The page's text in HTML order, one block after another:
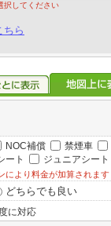
択してください
ちら
NOC補償 禁煙車
ート
ジュニアシート
により料金が加算されます
どちらでも良い
に対応